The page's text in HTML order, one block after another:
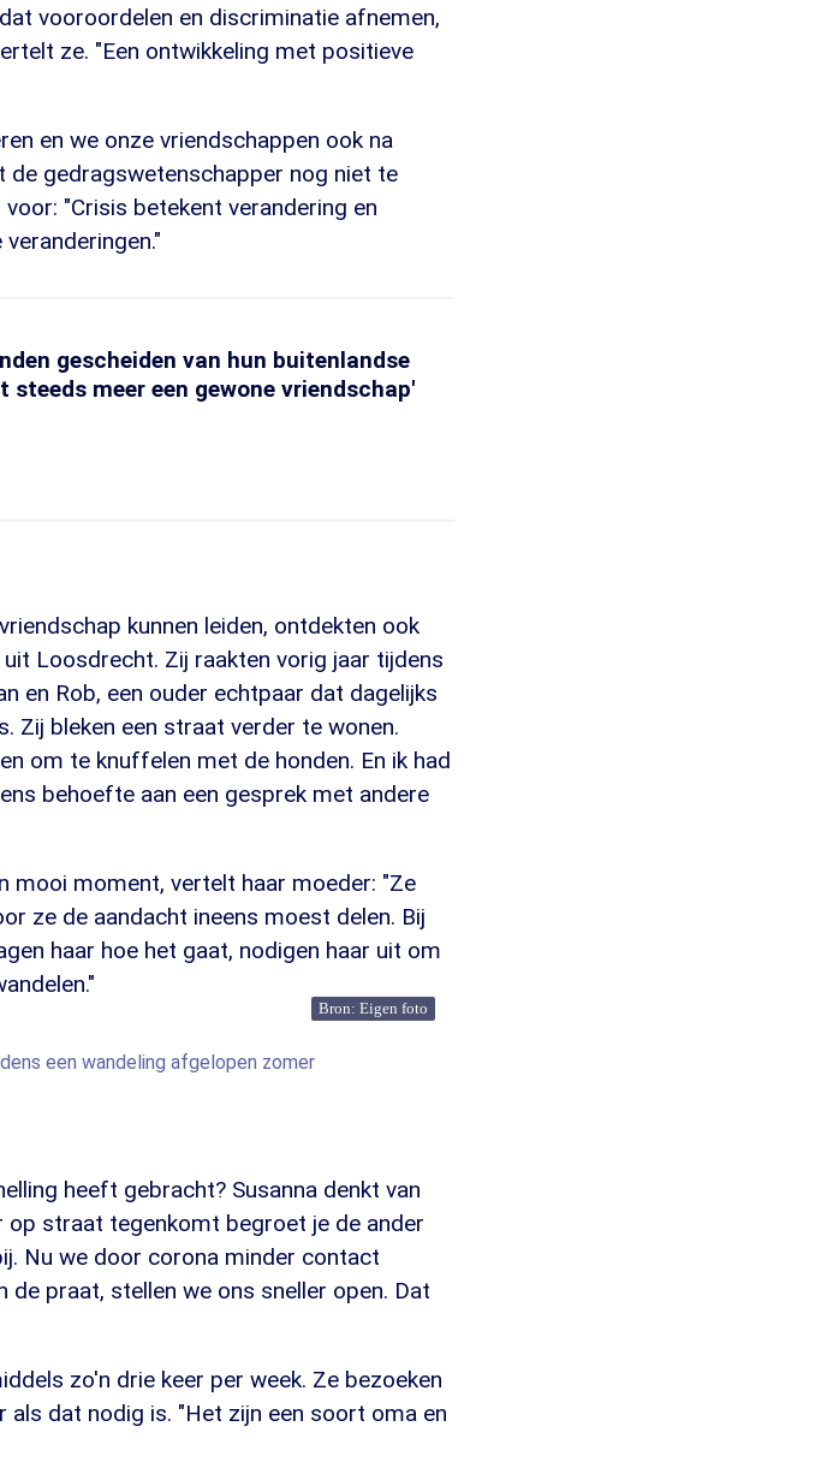
vooroordelen en discriminatie afnemen,
ze. "Een ontwikkeling met positieve
en we onze vriendschappen ook na
gedragswetenschapper nog niet te
"Crisis betekent verandering en
gescheiden van hun buitenlandse
steeds meer een gewone vriendschap'
kunnen leiden, ontdekten ook
Loosdrecht. Zij raakten vorig jaar tijdens
en Rob, een ouder echtpaar dat dagelijks
Zij bleken een straat verder te wonen.
om te knuffelen met de honden. En ik had
behoefte aan een gesprek met andere
mooi moment, vertelt haar moeder: "Ze
ze de aandacht ineens moest delen. Bij
haar hoe het gaat, nodigen haar uit om
Bron: Eigen foto
een wandeling afgelopen zomer
heeft gebracht? Susanna denkt van
op straat tegenkomt begroet je de ander
Nu we door corona minder contact
de praat, stellen we ons sneller open. Dat
zo'n drie keer per week. Ze bezoeken
als dat nodig is. "Het zijn een soort oma en